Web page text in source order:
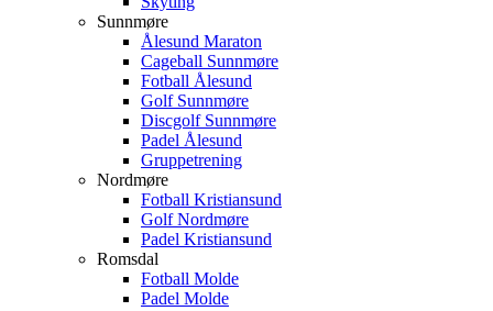
Sunnmøre
Ålesund Maraton
Cageball Sunnmøre
Fotball Ålesund
Golf Sunnmøre
Discgolf Sunnmøre
Padel Ålesund
Gruppetrening
Nordmøre
Fotball Kristiansund
Golf Nordmøre
Padel Kristiansund
Romsdal
Fotball Molde
Padel Molde